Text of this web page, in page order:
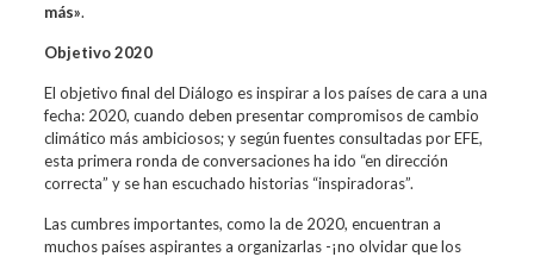
más».
Objetivo 2020
El objetivo final del Diálogo es inspirar a los países de cara a una
fecha: 2020, cuando deben presentar compromisos de cambio
climático más ambiciosos; y según fuentes consultadas por EFE,
esta primera ronda de conversaciones ha ido “en dirección
correcta” y se han escuchado historias “inspiradoras”.
Las cumbres importantes, como la de 2020, encuentran a
muchos países aspirantes a organizarlas -¡no olvidar que los